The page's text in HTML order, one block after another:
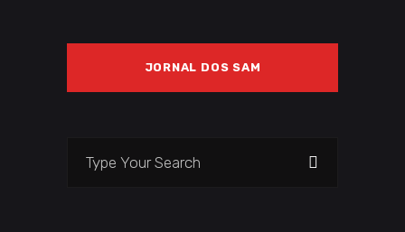
JORNAL DOS SAM